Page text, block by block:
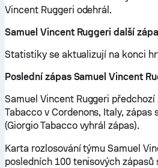
Vincent Ruggeri odehrál.
Samuel Vincent Ruggeri další
Statistiky se aktualizují na konci
Poslední zápas Samuel Vincent
Samuel Vincent Ruggeri
Tabacco v Cordenons, Italy, zápas
(Giorgio Tabacco vyhrál zápas).
Karta rozlosování týmu Samuel
posledních 100 tenisových